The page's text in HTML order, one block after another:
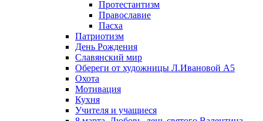
Протестантизм
Православие
Пасха
Патриотизм
День Рождения
Славянский мир
Обереги от художницы Л.Ивановой А5
Охота
Мотивация
Кухня
Учителя и учащиеся